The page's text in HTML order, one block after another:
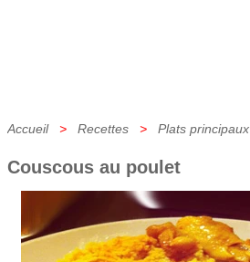
Accueil> Recettes > Plats principaux
Couscous au poulet